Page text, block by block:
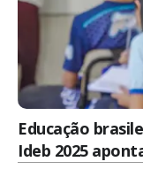
Educação
Ideb 2025